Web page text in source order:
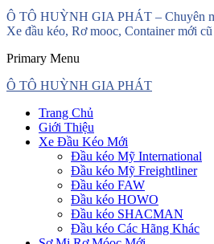
Ô TÔ HUỲNH GIA PHÁT – Chuyên
Xe đầu kéo, Rơ mooc, Container mới
Primary Menu
Ô TÔ HUỲNH GIA PHÁT
Trang Chủ
Giới Thiệu
Xe Đầu Kéo Mới
Đầu kéo Mỹ International
Đầu kéo Mỹ Freightliner
Đầu kéo FAW
Đầu kéo HOWO
Đầu kéo SHACMAN
Đầu kéo Các Hãng Khác